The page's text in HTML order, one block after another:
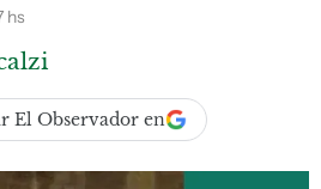
hs
El Observador en